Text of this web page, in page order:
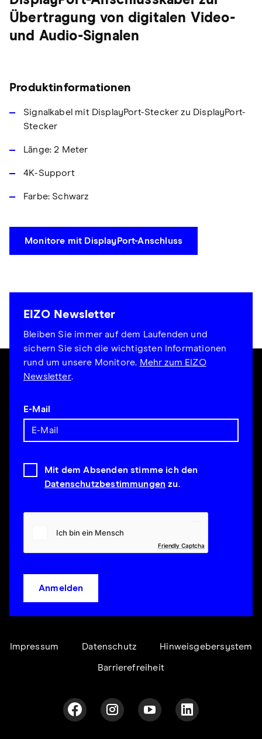
Übertragung von digitalen Video-
und Audio-Signalen
Produktinformationen
Signalkabel mit DisplayPort-Stecker zu DisplayPort-
Stecker
Länge: 2 Meter
4K-Support
Farbe: Schwarz
Monitore mit DisplayPort-Anschluss
EIZO Newsletter
Bleiben Sie immer auf dem Laufenden und
sichern Sie sich die wichtigsten Informationen
rund um unsere Monitore. Mehr zum EIZO
Newsletter.
E-Mail
Mit dem Absenden stimme ich den
Datenschutzbestimmungen zu.
Friendly Captcha
Anmelden
Impressum Datenschutz Hinweisgebersystem
Barrierefreiheit